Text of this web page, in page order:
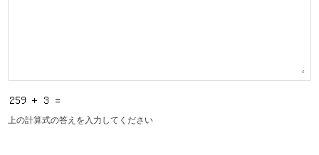
上の計算式の答えを入力してください